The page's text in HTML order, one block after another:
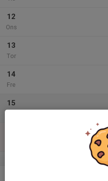
12
Ons
13
Tor
14
Fre
15